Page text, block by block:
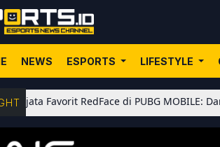
NEWS ESPORTS LIFESTYLE
RedFace di PUBG MOBILE: Dari Shotgun